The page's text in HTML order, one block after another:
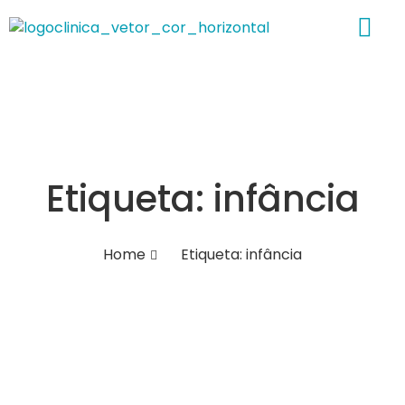
Etiqueta: infância
Home Etiqueta: infância